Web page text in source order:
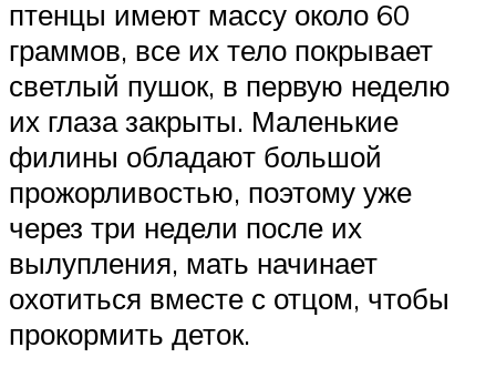
птенцы имеют массу около 60
граммов, все их тело покрывает
светлый пушок, в первую неделю
их глаза закрыты. Маленькие
филины обладают большой
прожорливостью, поэтому уже
через три недели после их
вылупления, мать начинает
охотиться вместе с отцом, чтобы
прокормить деток.